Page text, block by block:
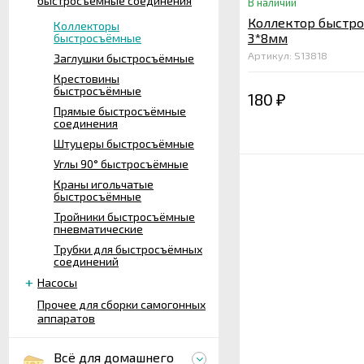
Коллекторы
быстросъёмные
Заглушки быстросъёмные
Крестовины
быстросъёмные
Прямые быстросъёмные
соединения
Штуцеры быстросъёмные
Углы 90° быстросъёмные
Краны игольчатые
быстросъёмные
Тройники быстросъёмные
пневматические
Трубки для быстросъёмных
соединений
Насосы
Прочее для сборки самогонных
аппаратов
Всё для домашнего
Коллектор
3*8мм
Артикул: S13818
180 ₽